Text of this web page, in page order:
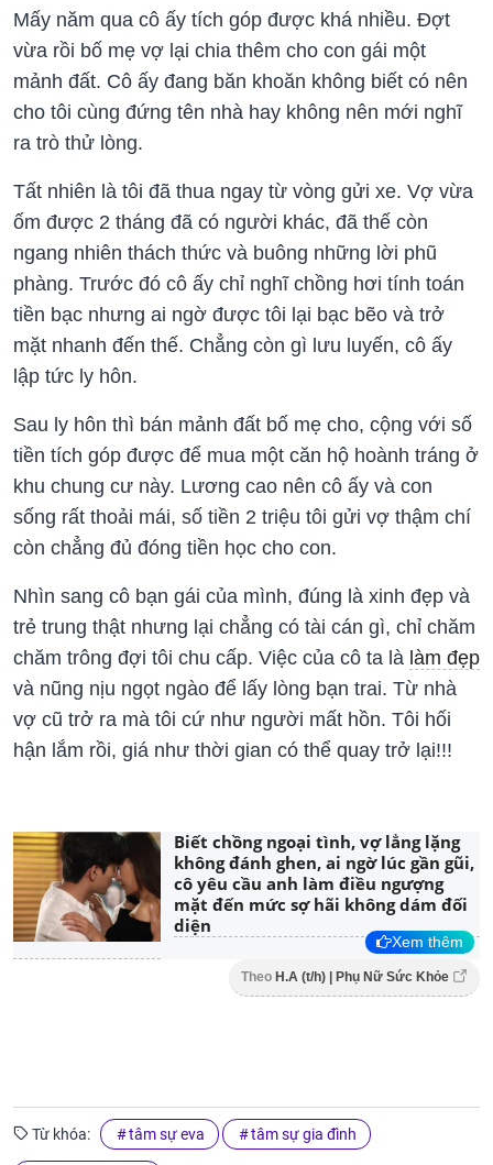
Mấy năm qua cô ấy tích góp được khá nhiều. Đợt
vừa rồi bố mẹ vợ lại chia thêm cho con gái một
mảnh đất. Cô ấy đang băn khoăn không biết có nên
cho tôi cùng đứng tên nhà hay không nên mới nghĩ
ra trò thử lòng.
Tất nhiên là tôi đã thua ngay từ vòng gửi xe. Vợ vừa
ốm được 2 tháng đã có người khác, đã thế còn
ngang nhiên thách thức và buông những lời phũ
phàng. Trước đó cô ấy chỉ nghĩ chồng hơi tính toán
tiền bạc nhưng ai ngờ được tôi lại bạc bẽo và trở
mặt nhanh đến thế. Chẳng còn gì lưu luyến, cô ấy
lập tức ly hôn.
Sau ly hôn thì bán mảnh đất bố mẹ cho, cộng với số
tiền tích góp được để mua một căn hộ hoành tráng ở
khu chung cư này. Lương cao nên cô ấy và con
sống rất thoải mái, số tiền 2 triệu tôi gửi vợ thậm chí
còn chẳng đủ đóng tiền học cho con.
Nhìn sang cô bạn gái của mình, đúng là xinh đẹp và
trẻ trung thật nhưng lại chẳng có tài cán gì, chỉ chăm
chăm trông đợi tôi chu cấp. Việc của cô ta là làm đẹp
và nũng nịu ngọt ngào để lấy lòng bạn trai. Từ nhà
vợ cũ trở ra mà tôi cứ như người mất hồn. Tôi hối
hận lắm rồi, giá như thời gian có thể quay trở lại!!!
Biết chồng ngoại tình, vợ lẳng lặng
không đánh ghen, ai ngờ lúc gần gũi,
cô yêu cầu anh làm điều ngượng
mặt đến mức sợ hãi không dám đối
diện
Xem thêm
Theo H.A (t/h) | Phụ Nữ Sức Khỏe
Từ khóa: tâm sự eva tâm sự gia đình